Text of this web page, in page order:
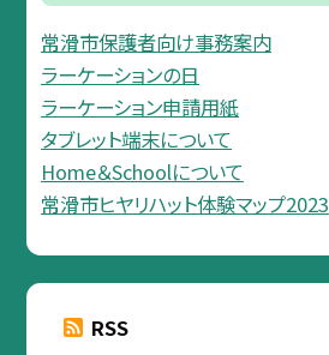
常滑市保護者向け事務案内
ラーケーションの日
ラーケーション申請用紙
タブレット端末について
Home＆Schoolについて
常滑市ヒヤリハット体験マップ2023
RSS